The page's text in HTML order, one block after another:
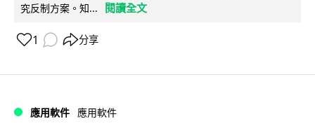
究反制方案。知...
閱讀全文
1 分享
應用軟件 應用軟件